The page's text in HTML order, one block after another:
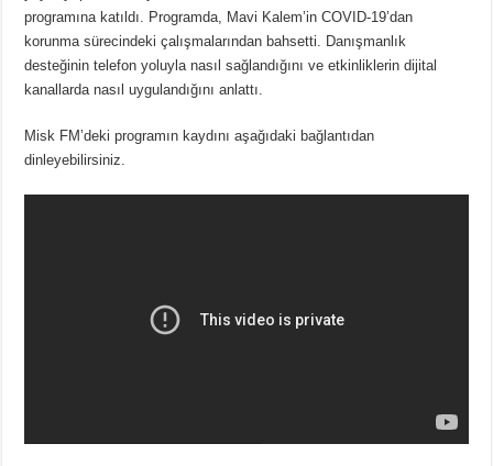
programına katıldı. Programda, Mavi Kalem’in COVID-19’dan
korunma sürecindeki çalışmalarından bahsetti. Danışmanlık
desteğinin telefon yoluyla nasıl sağlandığını ve etkinliklerin dijital
kanallarda nasıl uygulandığını anlattı.
Misk FM’deki programın kaydını aşağıdaki bağlantıdan
dinleyebilirsiniz.